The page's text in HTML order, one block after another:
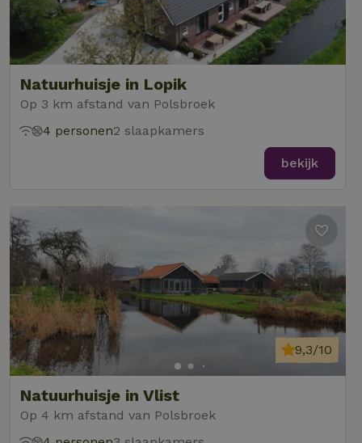
Natuurhuisje in Lopik
Op 3 km afstand van Polsbroek
4 personen2 slaapkamers
bekijk
Natuurhuisje in Vlist
Op 4 km afstand van Polsbroek
9,3/10